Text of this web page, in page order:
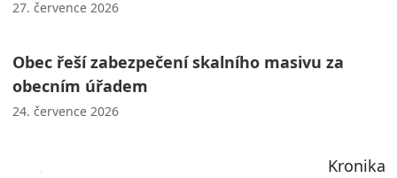
27. července 2026
Obec řeší zabezpečení skalního masivu za
obecním úřadem
24. července 2026
Kronika